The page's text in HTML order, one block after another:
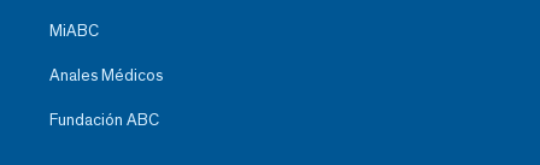
MiABC
Anales Médicos
Fundación ABC